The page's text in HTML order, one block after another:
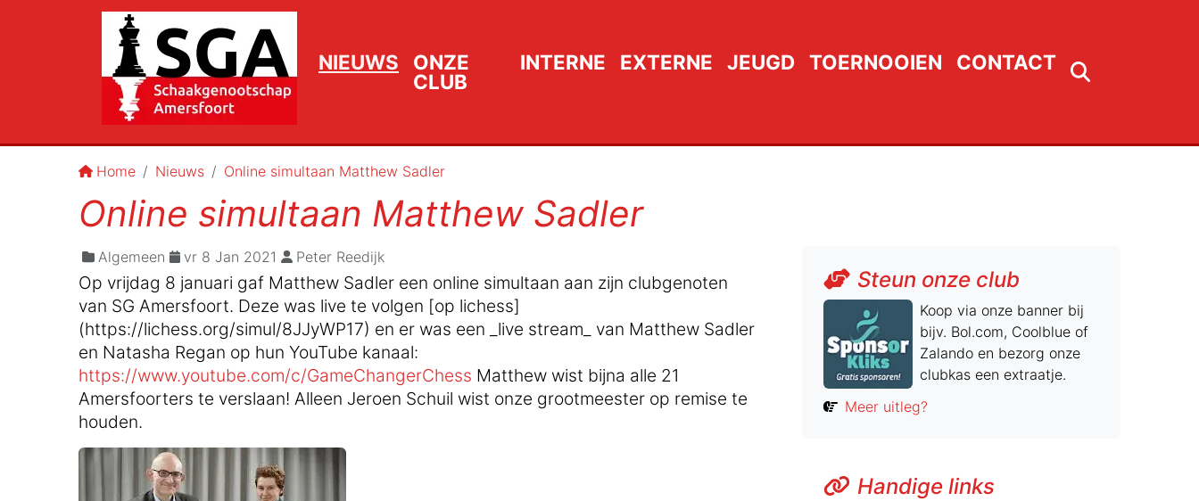
NIEUWS
ONZE
CLUB
INTERNE EXTERNE JEUGD TOERNOOIEN CONTACT
Home Nieuws Online simultaan Matthew Sadler
Online simultaan Matthew Sadler
Algemeen vr 8 Jan 2021 Peter Reedijk
Op vrijdag 8 januari gaf Matthew Sadler een online simultaan aan zijn clubgenoten
van SG Amersfoort. Deze was live te volgen [op lichess]
(https://lichess.org/simul/8JJyWP17) en er was een _live stream_ van Matthew Sadler
en Natasha Regan op hun YouTube kanaal:
https://www.youtube.com/c/GameChangerChess Matthew wist bijna alle 21
Amersfoorters te verslaan! Alleen Jeroen Schuil wist onze grootmeester op remise te
houden.
Steun onze club
Koop via onze banner bij
bijv. Bol.com, Coolblue of
Zalando en bezorg onze
clubkas een extraatje.
Meer uitleg?
Handige links